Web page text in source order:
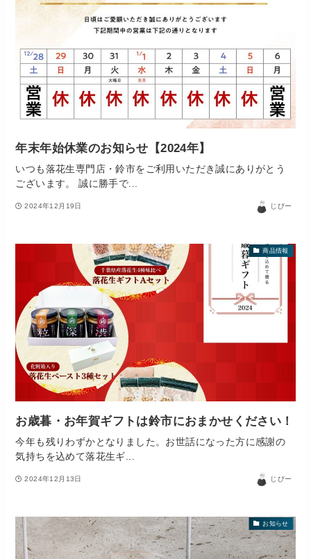
年末年始休業のお知らせ【2024年】
いつも落花生専門店・鈴市をご利用いただき誠にありがとう
ございます。 誠に勝手で...
2024年12月19日 じびー
商品情報
お歳暮・お年賀ギフトは鈴市におまかせください！
今年も残りわずかとなりました。お世話になった方に感謝の
気持ちを込めて落花生ギ...
2024年12月13日 じびー
お知らせ